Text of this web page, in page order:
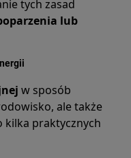
tych zasad
lub
w sposób
ale także
kilka praktycznych